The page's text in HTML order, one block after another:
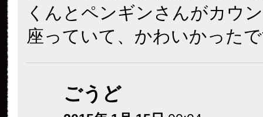
くんとペンギンさんがカウ
座っていて、かわいかった
ごうど